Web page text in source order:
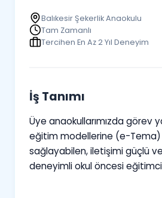
Balıkesir Şekerlik Anaokulu
Tam Zamanlı
Tercihen En Az 2 Yıl Deneyim
İş Tanımı
Üye anaokullarımızda görev
eğitim modellerine (e-
sağlayabilen, iletişimi güçlü
deneyimli okul öncesi